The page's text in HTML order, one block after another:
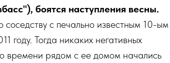
боятся наступления весны.
с печально известным 10-ым
году. Тогда никаких негативных
времени рядом с ее домом начались